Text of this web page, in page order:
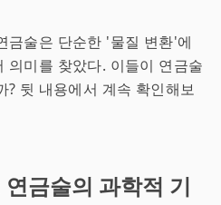
금술은 단순한 '물질 변환'에
의미를 찾았다. 이들이 연금술
? 뒷 내용에서 계속 확인해보
금술의 과학적 기